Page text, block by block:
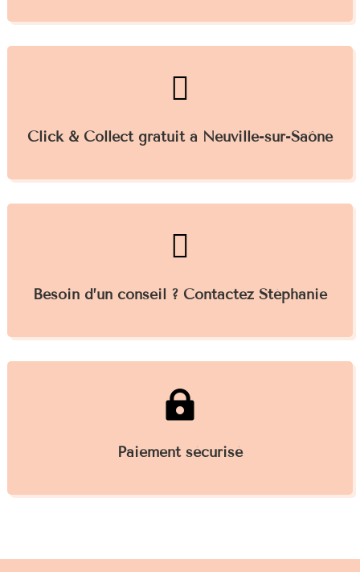

Click & Collect gratuit à Neuville-sur-Saône

Besoin d’un conseil ? Contactez Stéphanie

Paiement sécurisé